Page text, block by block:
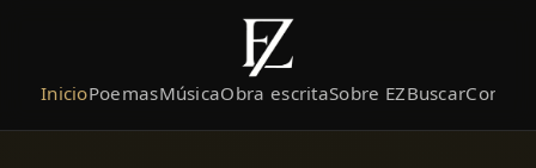
InicioPoemasMúsicaObra escritaSobre EZBuscar